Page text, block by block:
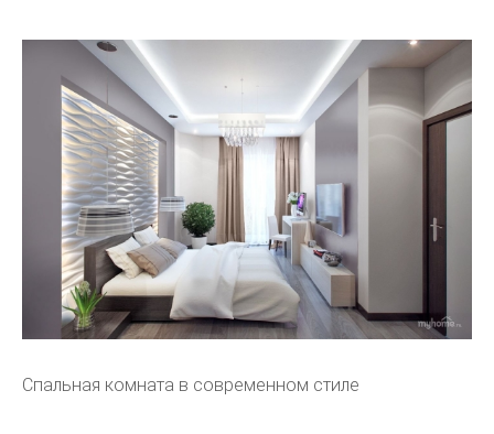
Спальная комната в современном стиле